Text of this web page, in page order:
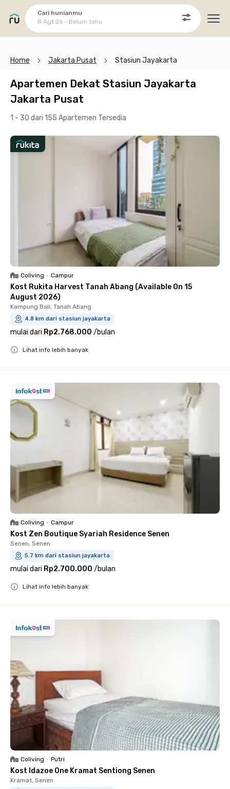
Cari hunianmu
8 Agt 26 - Belum tahu
Home Jakarta Pusat Stasiun Jayakarta
Apartemen Dekat Stasiun Jayakarta
Jakarta Pusat
1 - 30 dari 155 Apartemen Tersedia
Coliving • Campur
Kost Rukita Harvest Tanah Abang (Available On 15
August 2026)
Kampung Bali, Tanah Abang
4.8 km dari stasiun jayakarta
mulai dari Rp2.768.000 /bulan
Lihat info lebih banyak
Coliving • Campur
Kost Zen Boutique Syariah Residence Senen
Senen, Senen
5.7 km dari stasiun jayakarta
mulai dari Rp2.700.000 /bulan
Lihat info lebih banyak
Coliving • Putri
Kost Idazoe One Kramat Sentiong Senen
Kramat, Senen